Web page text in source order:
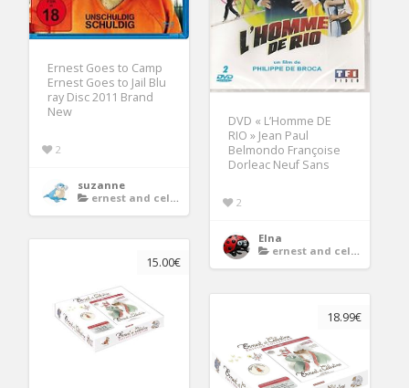
Ernest Goes to Camp
Ernest Goes to Jail Blu
ray Disc 2011 Brand
New
2
suzanne
ernest and celestine dvd
DVD « L’Homme DE
RIO » Jean Paul
Belmondo Françoise
Dorleac Neuf Sans
2
Elna
ernest and celestine dvd
15.00€
18.99€